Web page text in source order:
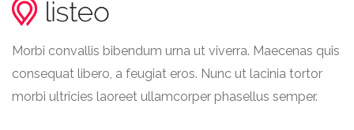
Morbi convallis bibendum urna ut viverra. Maecenas quis
consequat libero, a feugiat eros. Nunc ut lacinia tortor
morbi ultricies laoreet ullamcorper phasellus semper.